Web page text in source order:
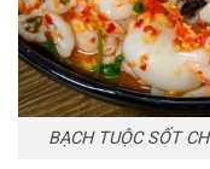
BẠCH TUỘC SỐT